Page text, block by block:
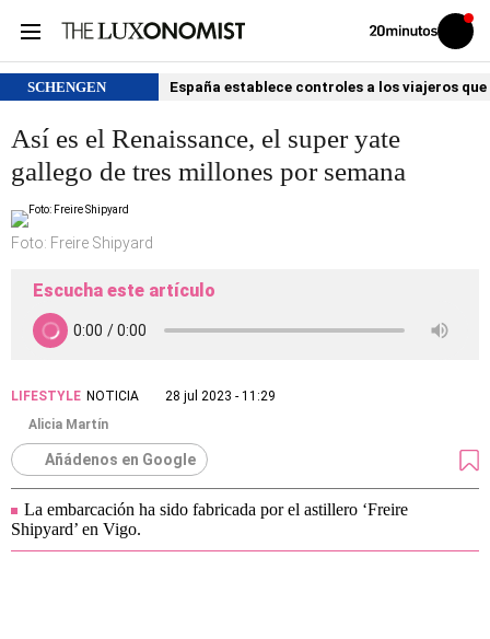
Volver
Iniciar
sesión
SCHENGEN España establece controles a los viajeros
Así es el Renaissance, el super yate
gallego de tres millones por semana
Foto: Freire Shipyard
Escucha este artículo
LIFESTYLE NOTICIA
28 jul 2023 - 11:29
Alicia Martín
Añádenos en Google
La embarcación ha sido fabricada por el astillero ‘Freire
Shipyard’ en Vigo.